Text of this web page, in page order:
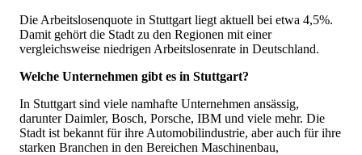
Die Arbeitslosenquote in Stuttgart liegt aktuell bei etwa 4,5%.
Damit gehört die Stadt zu den Regionen mit einer
vergleichsweise niedrigen Arbeitslosenrate in Deutschland.
Welche Unternehmen gibt es in Stuttgart?
In Stuttgart sind viele namhafte Unternehmen ansässig,
darunter Daimler, Bosch, Porsche, IBM und viele mehr. Die
Stadt ist bekannt für ihre Automobilindustrie, aber auch für ihre
starken Branchen in den Bereichen Maschinenbau,